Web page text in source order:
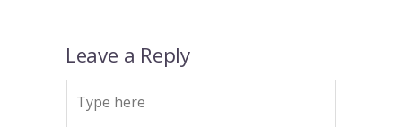
Leave a Reply